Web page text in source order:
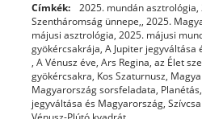
Címkék: 2025. mundán asztrológia,
Szentháromság ünnepe,, 2025.
májusi asztrológia, 2025. májusi
gyökércsakrája, A Jupiter jegyváltása
, A Vénusz éve, Ars Regina, az Élet
gyökércsakra, Kos Szaturnusz,
Magyarország sorsfeladata, Planétás,
jegyváltása és Magyarország,